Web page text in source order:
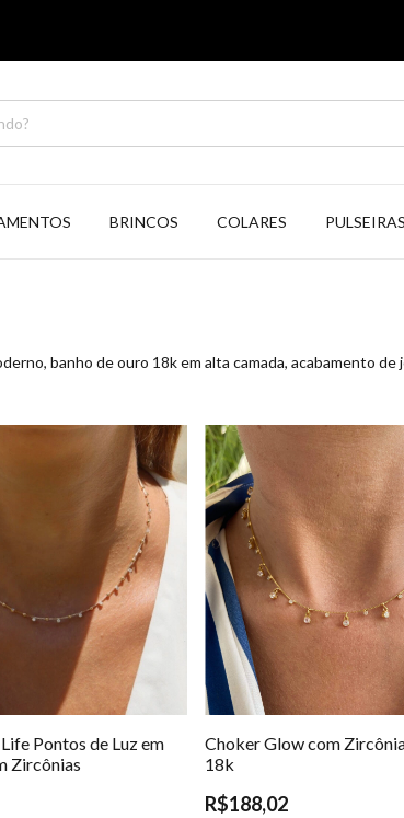
BRINCOS COLARES PULSEIRAS
banho de ouro 18k em alta camada, acabamento de
Pontos de Luz em
Zircônias
Choker Glow com
18k
R$188,02